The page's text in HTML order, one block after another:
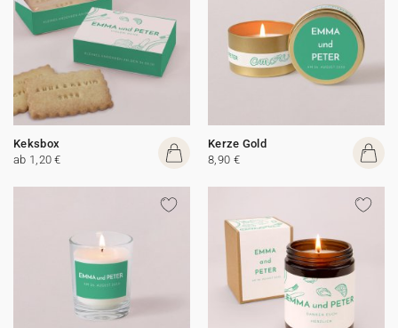
Keksbox
ab 1,20 €
Kerze Gold
8,90 €